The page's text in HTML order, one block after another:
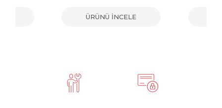
ÜRÜNÜ İNCELE